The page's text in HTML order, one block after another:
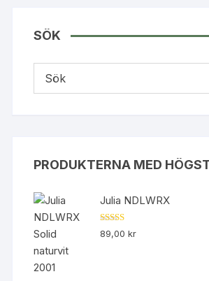
De
alternativen
produktsidan
SÖK
PRODUKTERNA MED
Julia NDLWRX
Betygsatt
5.00av 5
89,00kr